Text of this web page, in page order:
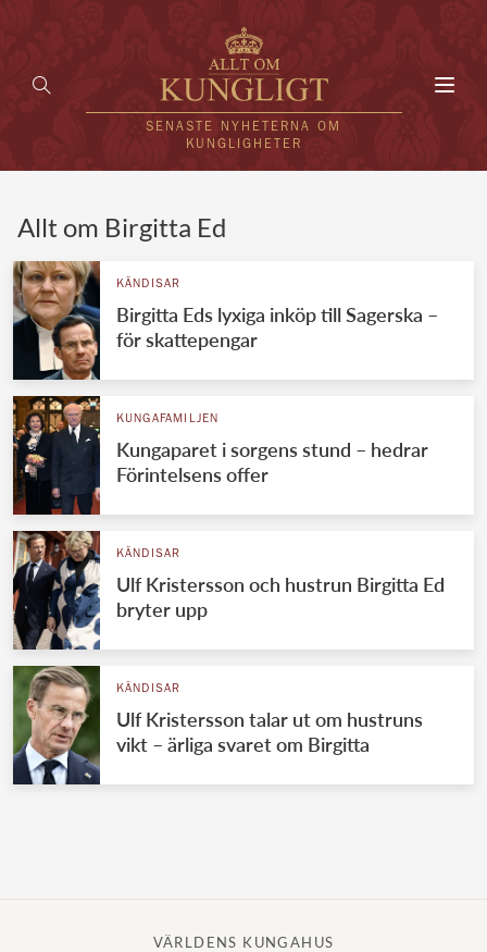
SENASTE NYHETERNA OM
KUNGLIGHETER
UTLÄNDSKT
VÄRLDENS KUNGAHUS
Svenska kungahuset
Brittiska kungahuset
Danska kungahuset
Jordanska kungahuset
Luxemburgska storhertighuset
Japanska kejsarhuset
REDAKTION
Allt om Birgitta Ed
KÄNDISAR
Birgitta Eds lyxiga inköp till Sagerska –
för skattepengar
KUNGAFAMILJEN
Kungaparet i sorgens stund – hedrar
Förintelsens offer
KÄNDISAR
Ulf Kristersson och hustrun Birgitta Ed
bryter upp
KÄNDISAR
Ulf Kristersson talar ut om hustruns
vikt – ärliga svaret om Birgitta
VÄRLDENS KUNGAHUS